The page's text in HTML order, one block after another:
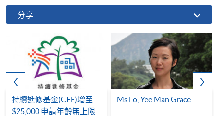
分享
持續進修基金(CEF)增至
$25,000 申請年齡無上限
Ms Lo, Yee Man Grace